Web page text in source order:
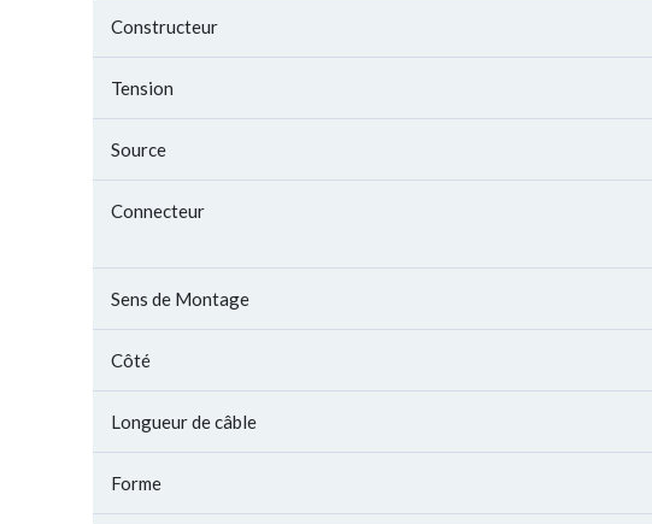
Constructeur
Tension
Source
Connecteur
Sens de Montage
Côté
Longueur de câble
Forme